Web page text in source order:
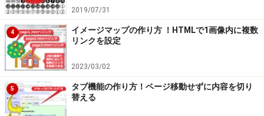
2019/07/31
4
イメージマップの作り方 ！HTMLで1画像内に複数
リンクを設定
2023/03/02
5
タブ機能の作り方！ページ移動せずに内容を切り
替える